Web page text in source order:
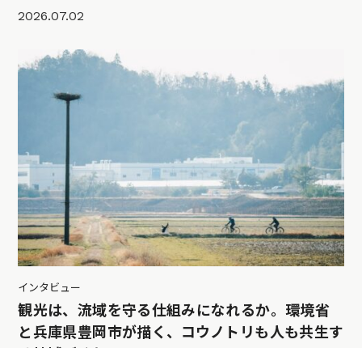
2026.07.02
インタビュー
観光は、流域を守る仕組みになれるか。環境省
と兵庫県豊岡市が描く、コウノトリも人も共生す